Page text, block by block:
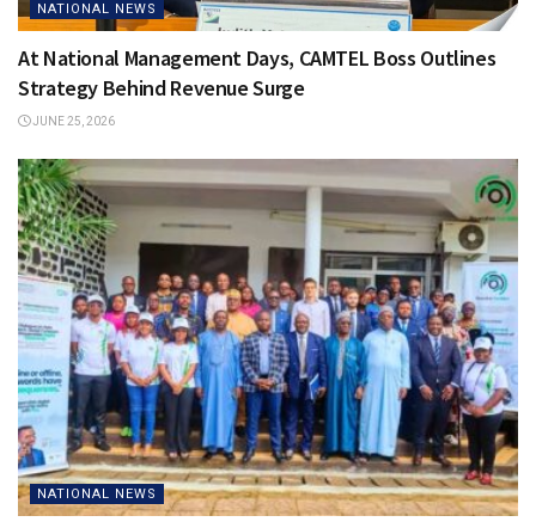
NATIONAL NEWS
At National Management Days, CAMTEL Boss Outlines
Strategy Behind Revenue Surge
JUNE 25, 2026
NATIONAL NEWS